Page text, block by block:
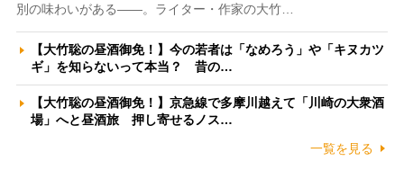
別の味わいがある――。ライター・作家の大竹…
【大竹聡の昼酒御免！】今の若者は「なめろう」や「キヌカツ
ギ」を知らないって本当？ 昔の…
【大竹聡の昼酒御免！】京急線で多摩川越えて「川崎の大衆酒
場」へと昼酒旅 押し寄せるノス…
一覧を見る